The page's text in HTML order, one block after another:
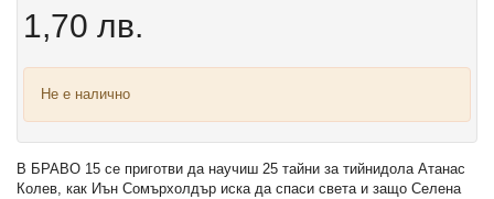
1,70 лв.
Не е налично
В БРАВО 15 се приготви да научиш 25 тайни за тийнидола Атанас
Колев, как Иън Сомърхолдър иска да спаси света и защо Селена